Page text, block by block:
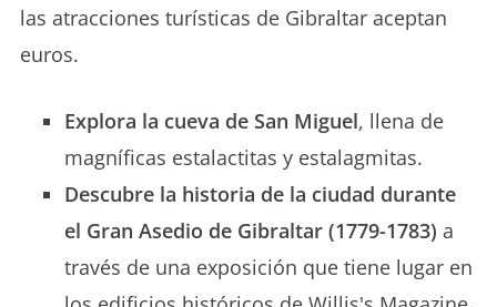
las atracciones turísticas de Gibraltar aceptan
euros.
Explora la cueva de San Miguel, llena de
magníficas estalactitas y estalagmitas.
Descubre la historia de la ciudad durante
el Gran Asedio de Gibraltar (1779-1783) a
través de una exposición que tiene lugar en